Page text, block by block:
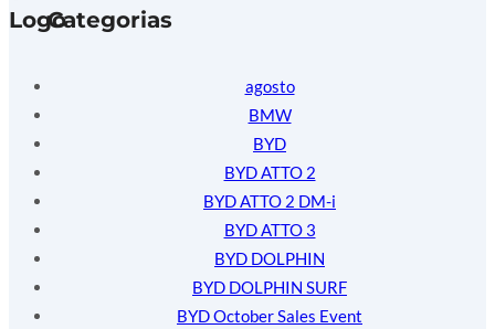
Categorias
agosto
BMW
BYD
BYD ATTO 2
BYD ATTO 2 DM-i
BYD ATTO 3
BYD DOLPHIN
BYD DOLPHIN SURF
BYD October Sales Event